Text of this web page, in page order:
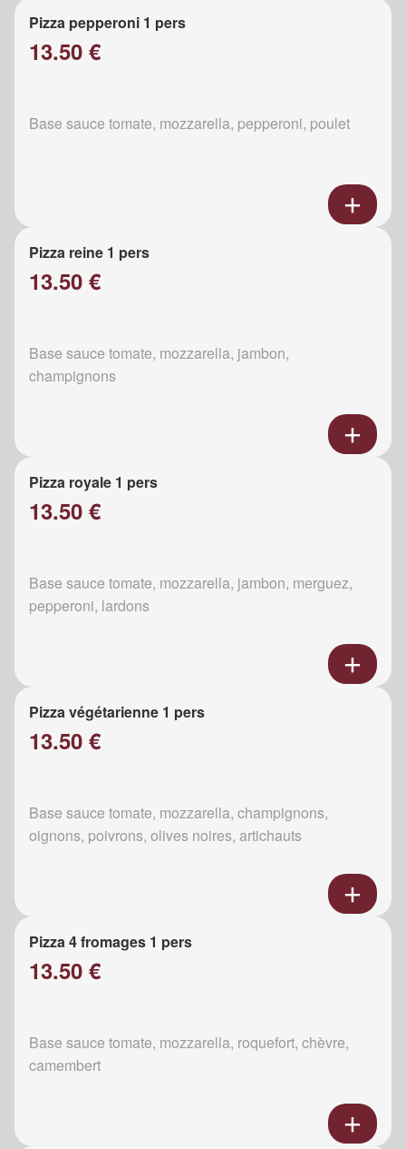
Pizza pepperoni 1 pers
13.50 €
Base sauce tomate, mozzarella, pepperoni, poulet
Pizza reine 1 pers
13.50 €
Base sauce tomate, mozzarella, jambon,
champignons
Pizza royale 1 pers
13.50 €
Base sauce tomate, mozzarella, jambon, merguez,
pepperoni, lardons
Pizza végétarienne 1 pers
13.50 €
Base sauce tomate, mozzarella, champignons,
oignons, poivrons, olives noires, artichauts
Pizza 4 fromages 1 pers
13.50 €
Base sauce tomate, mozzarella, roquefort, chèvre,
camembert